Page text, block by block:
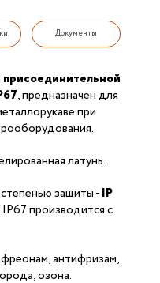
Документы
, предназначен для
при
латунь.
защиты -IP
производится с
антифризам,
озона.